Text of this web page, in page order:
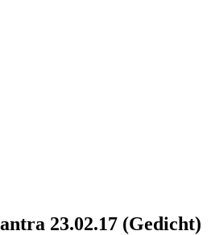
23.02.17 (Gedicht)